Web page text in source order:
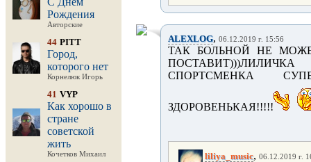
Рождения
Авторские
44 PITT
Город,
которого нет
Корнелюк Игорь
41 VYP
Как хорошо в
стране
советской
жить
Кочетков Михаил
ALEXLOG, 06.12.2019 г. 15:56
ТАК БОЛЬНОЙ НЕ
СПОРТСМЕНКА
ЗДОРОВЕНЬКАЯ!!!!!
liliya_music, 06.12.2019 г.